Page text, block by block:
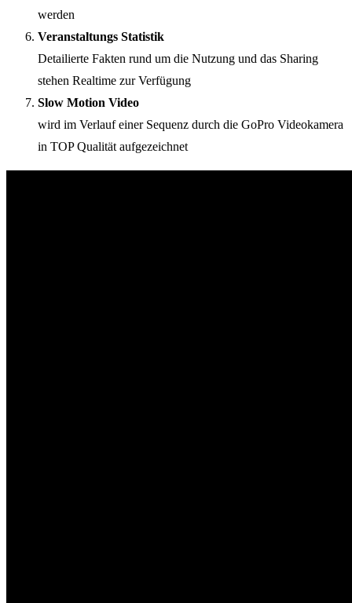
werden
Veranstaltungs Statistik
Detailierte Fakten rund um die Nutzung und das Sharing
stehen Realtime zur Verfügung
Slow Motion Video
wird im Verlauf einer Sequenz durch die GoPro Videokamera
in TOP Qualität aufgezeichnet